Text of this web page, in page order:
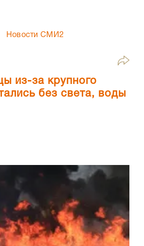
Новости СМИ2
из-за крупного
без света, воды